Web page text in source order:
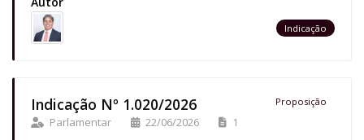
Indicação
Indicação Nº 1.020/2026 Proposição
Parlamentar 22/06/2026 1